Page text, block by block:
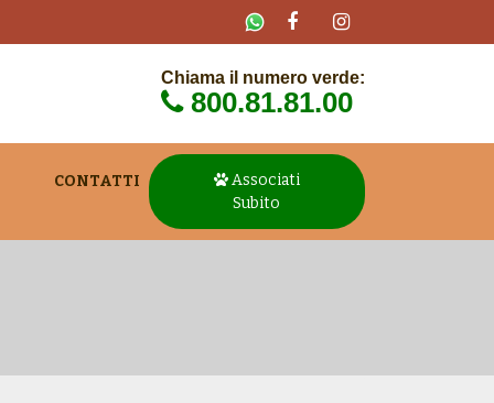
Chiama il numero verde:
800.81.81.00
CONTATTI
Associati
Subito